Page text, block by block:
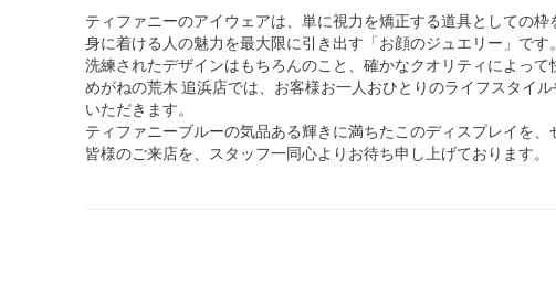
ティファニーのアイウェアは、単に視力を矯正する道具としての枠
身に着ける人の魅力を最大限に引き出す「お顔のジュエリー」です。
洗練されたデザインはもちろんのこと、確かなクオリティによって
めがねの荒木 追浜店では、お客様お一人おひとりのライフスタイ
いただきます。
ティファニーブルーの気品ある輝きに満ちたこのディスプレイを
皆様のご来店を、スタッフ一同心よりお待ち申し上げております。